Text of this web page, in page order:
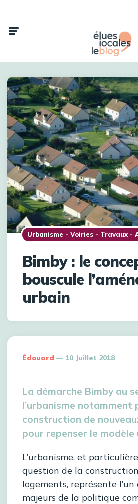
Urbanisme - Voiries - Travaux -
Bimby : le
bouscule
urbain
Édouard 10 Juillet 2018
La démarche Bimby au
l’urbanisme notamment
construction de
pour repenser le modèle
L’urbanisme, et
question de la
logements, représente
majeurs de la politique